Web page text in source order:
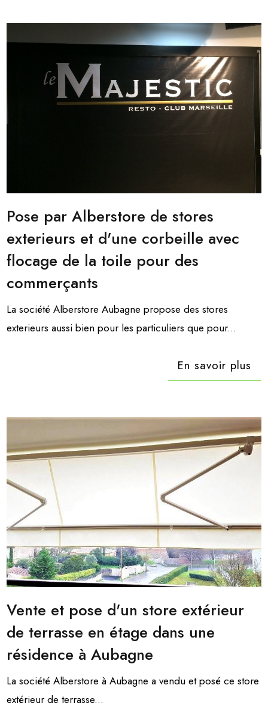
Pose par Alberstore de stores
exterieurs et d'une corbeille avec
flocage de la toile pour des
commerçants
La société Alberstore Aubagne propose des stores
exterieurs aussi bien pour les particuliers que pour...
En savoir plus
Vente et pose d'un store extérieur
de terrasse en étage dans une
résidence à Aubagne
La société Alberstore à Aubagne a vendu et posé ce store
extérieur de terrasse...